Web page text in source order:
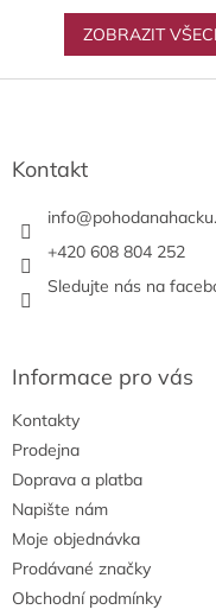
ZOBRAZIT
Kontakt
info@
+420 608 804 252
Sledujte nás na
Informace pro vás
Kontakty
Prodejna
Doprava a platba
Napište nám
Moje objednávka
Prodávané značky
Obchodní podmínky